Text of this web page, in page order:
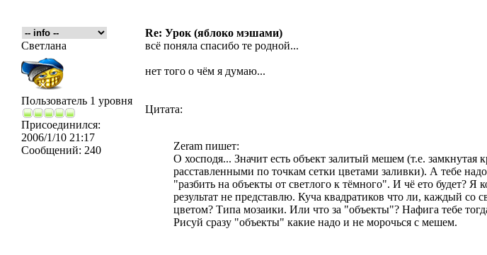
Re: Урок (яблоко мэшами)
Светлана
Пользователь 1 уровня
Присоединился:
2006/1/10 21:17
Сообщений: 240
всё поняла спасибо те родной...
нет того о чём я думаю...
Цитата:
Zeram пишет:
О хосподя... Значит есть объект залитый мешем (т.е. замкнутая
расставленными по точкам сетки цветами заливки). А тебе
"разбить на объекты от светлого к тёмного". И чё ето будет? Я
результат не представлю. Куча квадратиков что ли, каждый со
цветом? Типа мозаики. Или что за "объекты"? Нафига тебе
Рисуй сразу "объекты" какие надо и не морочься с мешем.